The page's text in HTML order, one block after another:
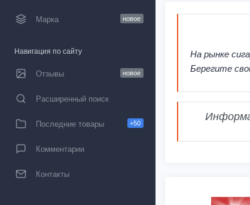
Марка новое
Навигация по сайту
Отзывы новое
Расширенный поиск
Последние товары +50
Комментарии
Контакты
На рынке
Берегите